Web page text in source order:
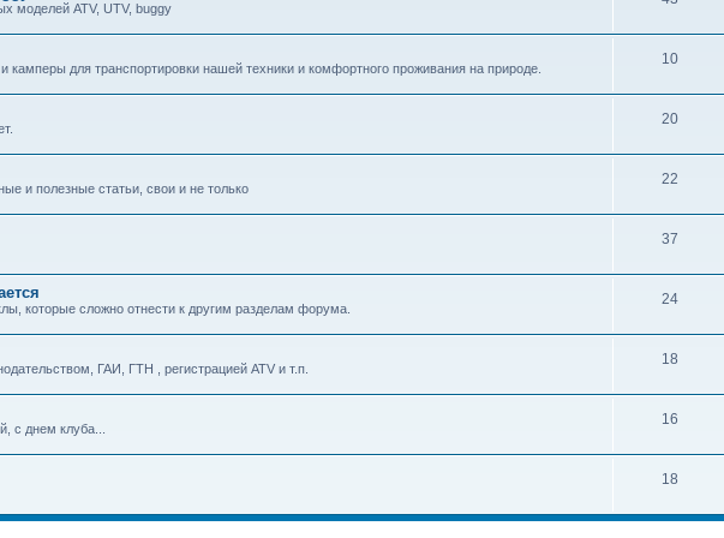
моделей ATV, UTV, buggy
камперы для транспортировки нашей техники и комфортного проживания на природе.
10
20
и полезные статьи, свои и не только
22
37
которые сложно отнести к другим разделам форума.
24
ГАИ, ГТН , регистрацией ATV и т.п.
18
с днем клуба...
16
18